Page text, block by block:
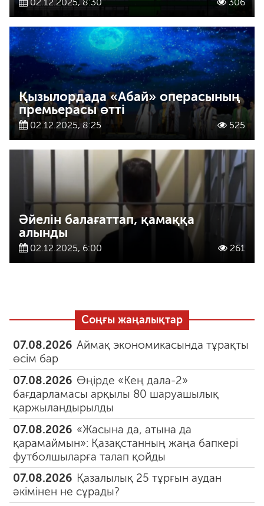
Қызылордада «Абай» операсының
премьерасы өтті
02.12.2025, 8:25 525
Әйелін балағаттап, қамаққа
алынды
02.12.2025, 6:00 261
Соңғы жаңалықтар
07.08.2026 Аймақ экономикасында тұрақты
өсім бар
07.08.2026 Өңірде «Кең дала-2»
бағдарламасы арқылы 80 шаруашылық
қаржыландырылды
07.08.2026 «Жасына да, атына да
қарамаймын»: Қазақстанның жаңа бапкері
футболшыларға талап қойды
07.08.2026 Қазалылық 25 тұрғын аудан
әкімінен не сұрады?